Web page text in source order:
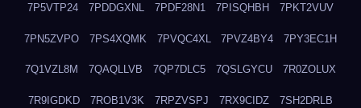
7P5VTP24 7PDDGXNL 7PDF28N1 7PISQHBH 7PKT2VUV
7PN5ZVPO 7PS4XQMK 7PVQC4XL 7PVZ4BY4 7PY3EC1H
7Q1VZL8M 7QAQLLVB 7QP7DLC5 7QSLGYCU 7R0ZOLUX
7R9IGDKD 7ROB1V3K 7RPZVSPJ 7RX9CIDZ 7SH2DRLB